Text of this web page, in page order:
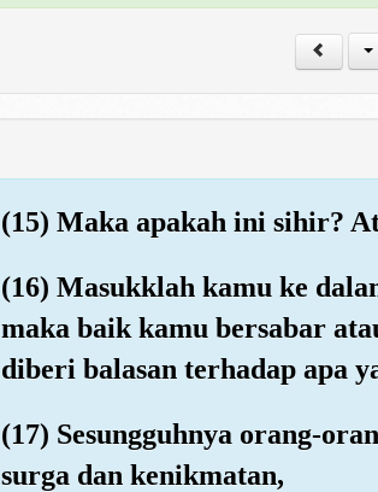
(15) Maka apakah ini sihir?
(16) Masukklah kamu ke
maka baik kamu bersabar
diberi balasan terhadap apa
(17) Sesungguhnya orang-
surga dan kenikmatan,